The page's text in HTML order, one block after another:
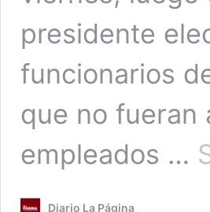
presidente
funcionarios
que no fueran
empleados …
Diario La Página